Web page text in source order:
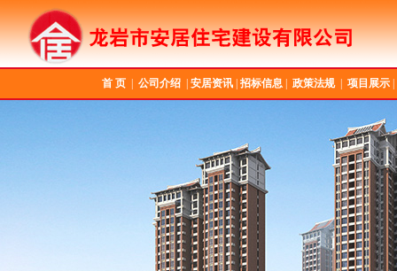
首 页 公司介绍 安居资讯 招标信息 政策法规| 项目展示